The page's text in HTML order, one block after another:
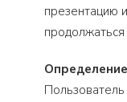
презентацию